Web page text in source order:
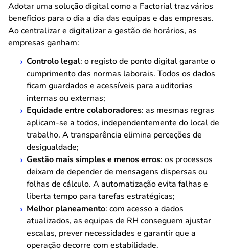
Adotar uma solução digital como a Factorial traz vários
benefícios para o dia a dia das equipas e das empresas.
Ao centralizar e digitalizar a gestão de horários, as
empresas ganham:
Controlo legal: o registo de ponto digital garante o
cumprimento das normas laborais. Todos os dados
ficam guardados e acessíveis para auditorias
internas ou externas;
Equidade entre colaboradores: as mesmas regras
aplicam-se a todos, independentemente do local de
trabalho. A transparência elimina perceções de
desigualdade;
Gestão mais simples e menos erros: os processos
deixam de depender de mensagens dispersas ou
folhas de cálculo. A automatização evita falhas e
liberta tempo para tarefas estratégicas;
Melhor planeamento: com acesso a dados
atualizados, as equipas de RH conseguem ajustar
escalas, prever necessidades e garantir que a
operação decorre com estabilidade.